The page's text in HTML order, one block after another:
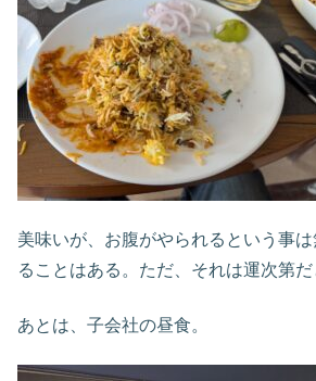
美味いが、お腹がやられるという事
ることはある。ただ、それは運次第だ
あとは、子会社の昼食。